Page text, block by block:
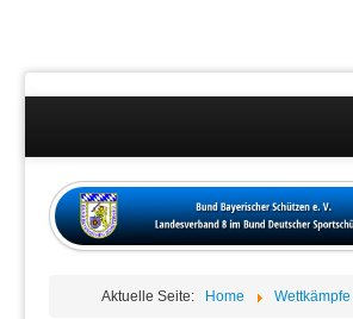
Wettkämpfe
Datenschutzübersicht
Aktuelle Seite: Home Wettkämpfe